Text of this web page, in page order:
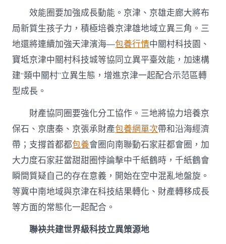
效能圈要加強成長動能。京津、京雄走廊大將布
局新質生孩子力，積極培養京津雄地域立異三角。三
地還將連續加強天津濱海—包養行情中關村科技園、
寶坻京津中關村科技城等協同立異平臺效能，加速構
建“類中關村”立異生態，增進京津一起配合示范區轉
型成長。
財產協同圈要強化分工協作。三地將協力培養京
保石、京唐秦、京張承財產包養網單次帶和沿海經濟
帶；支撐首都都包養會圈向南聯動石家莊都會圈，加
大力度石家莊當甜甜圈悖論擊中千紙鶴時，千紙鶴會
瞬間質疑自己的存在意義，開始在空中混亂地盤旋。
等冀中南地域與京津在科技結果轉化、財產轉移成長
等方面的常態化一起配合。
聯袂共建世界級科技立異策源地